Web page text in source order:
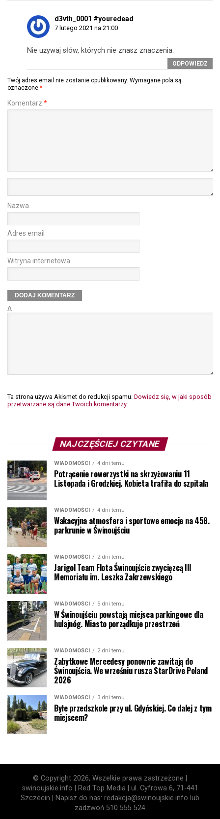
d3vth_0001 #youredead
7 lutego 2021 na 21:00
Nie używaj słów, których nie znasz znaczenia.
ODPOWIEDZ
Twój adres email nie zostanie opublikowany. Wymagane pola są
oznaczone *
Komentarz *
Nazwa
Adres email
Witryna internetowa
Δ
Ta strona używa Akismet do redukcji spamu. Dowiedz się, w jaki sposób
przetwarzane są dane Twoich komentarzy.
NAJCZĘŚCIEJ CZYTANE
WIADOMOŚCI 4 dni temu
Potrącenie rowerzystki na skrzyżowaniu 11
Listopada i Grodzkiej. Kobieta trafiła do szpitala
WIADOMOŚCI 4 dni temu
Wakacyjna atmosfera i sportowe emocje na 458.
parkrunie w Świnoujściu
WIADOMOŚCI 2 dni temu
Jarigol Team Flota Świnoujście zwycięzcą III
Memoriału im. Leszka Zakrzewskiego
WIADOMOŚCI 5 dni temu
W Świnoujściu powstają miejsca parkingowe dla
hulajnóg. Miasto porządkuje przestrzeń
WIADOMOŚCI 2 dni temu
Zabytkowe Mercedesy ponownie zawitają do
Świnoujścia. We wrześniu rusza StarDrive Poland
2026
WIADOMOŚCI 3 dni temu
Byłe przedszkole przy ul. Gdyńskiej. Co dalej z tym
miejscem?
© Copyright 2026, Wszelkie prawa zastrzeżone |
swinoujskie.info | Red Top Media | ul. Cyfrowa 6, 71-441
Szczecin | Napisz do nas: redakcja@swinoujskie.info lub
zadzwoń 510 555 524